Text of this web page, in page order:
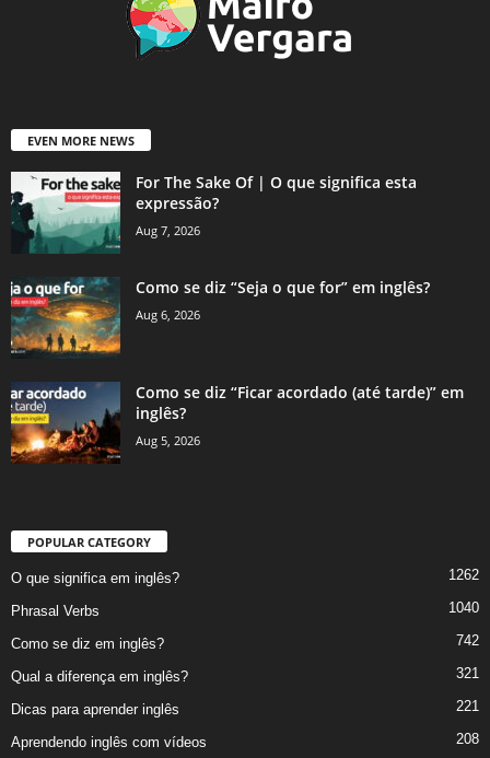
EVEN MORE NEWS
For The Sake Of | O que significa esta
expressão?
Aug 7, 2026
Como se diz “Seja o que for” em inglês?
Aug 6, 2026
Como se diz “Ficar acordado (até tarde)” em
inglês?
Aug 5, 2026
POPULAR CATEGORY
O que significa em inglês? 1262
Phrasal Verbs 1040
Como se diz em inglês? 742
Qual a diferença em inglês? 321
Dicas para aprender inglês 221
Aprendendo inglês com vídeos 208